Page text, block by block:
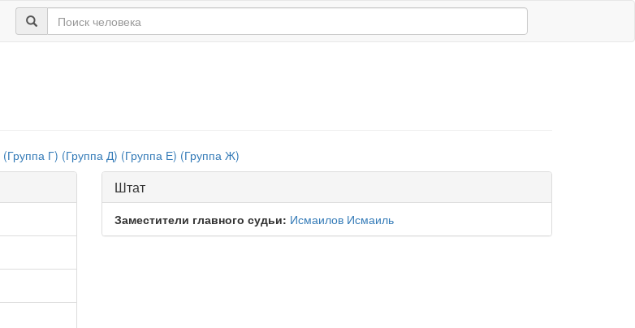
(Группа Г) (Группа Д) (Группа Е) (Группа Ж)
Штат
Заместители главного судьи: Исмаилов Исмаиль